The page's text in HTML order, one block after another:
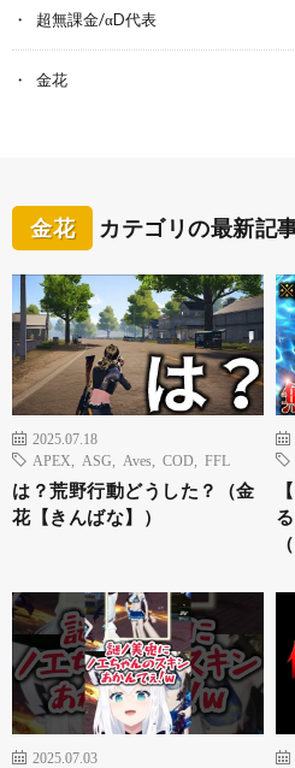
超無課金/αD代表
金花
金花 カテゴリの最新記
2025.07.18
APEX
ASG Aves COD FFL
は？荒野行動どうした？（金
花【きんばな】）
2025.07.03